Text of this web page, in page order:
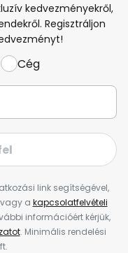
kedvezményekről,
Regisztráljon
Cég
link segítségével,
a kapcsolatfelvételi
információért kérjük,
. Minimális rendelési